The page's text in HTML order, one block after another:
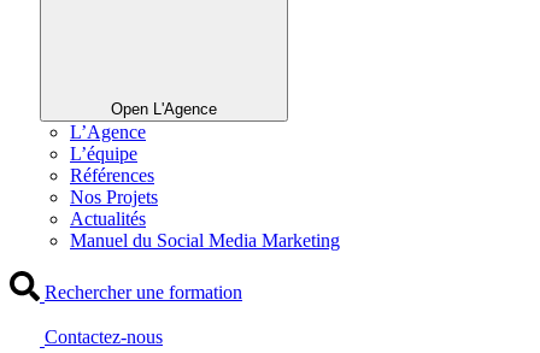
Open L'Agence
L’Agence
L’équipe
Références
Nos Projets
Actualités
Manuel du Social Media Marketing
Rechercher une formation
Contactez-nous